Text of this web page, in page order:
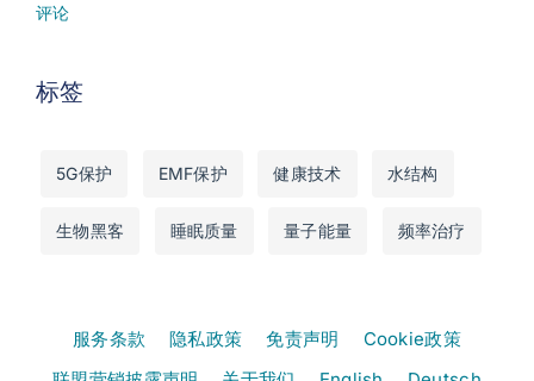
评论
标签
5G保护 EMF保护 健康技术 水结构
生物黑客 睡眠质量 量子能量 频率治疗
服务条款 隐私政策 免责声明
Cookie政策